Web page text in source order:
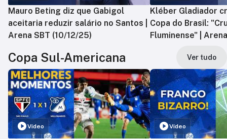
Mauro Beting diz que Gabigol
aceitaria reduzir salário no Santos |
Arena SBT (10/12/25)
Kléber Gladiador
Copa do Brasil:
Fluminense" |
Copa Sul-Americana Ver tudo
Vídeo Vídeo